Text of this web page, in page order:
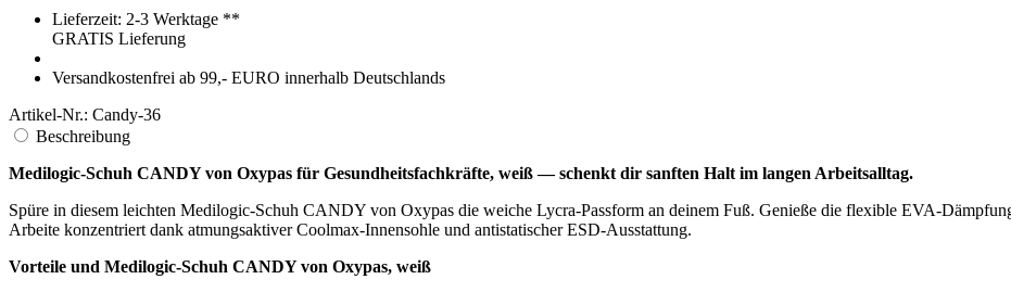
Lieferzeit: 2-3 Werktage **
GRATIS Lieferung
Versandkostenfrei ab 99,- EURO innerhalb Deutschlands
Artikel-Nr.: Candy-36
Beschreibung
Medilogic-Schuh CANDY von Oxypas für Gesundheitsfachkräfte, weiß — schenkt dir sanften Halt im langen Arbeitsalltag.
Spüre in diesem leichten Medilogic-Schuh CANDY von Oxypas die weiche Lycra-Passform an deinem Fuß. Genieße die flexible EVA-
Arbeite konzentriert dank atmungsaktiver Coolmax-Innensohle und antistatischer ESD-Ausstattung.
Vorteile und Medilogic-Schuh CANDY von Oxypas, weiß